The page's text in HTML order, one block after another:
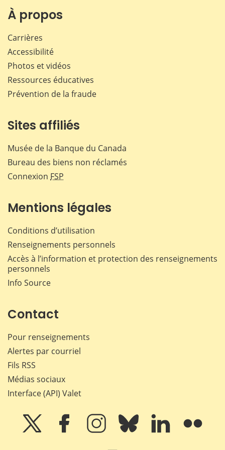
À propos
Carrières
Accessibilité
Photos et vidéos
Ressources éducatives
Prévention de la fraude
Sites affiliés
Musée de la Banque du Canada
Bureau des biens non réclamés
Connexion FSP
Mentions légales
Conditions d’utilisation
Renseignements personnels
Accès à l’information et protection des renseignements
personnels
Info Source
Contact
Pour renseignements
Alertes par courriel
Fils RSS
Médias sociaux
Interface (API) Valet